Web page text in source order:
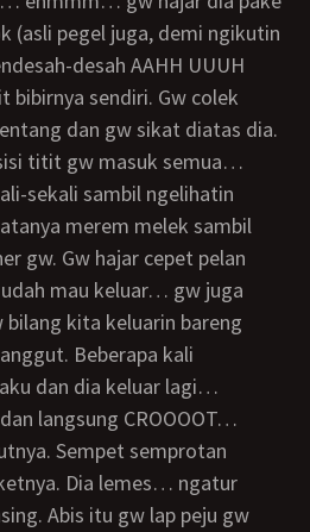
(asli pegel juga, demi ngikutin
desah AAHH UUUH
bibirnya sendiri. Gw colek
dan gw sikat diatas dia.
titit gw masuk semua…
merem melek sambil
gw. Gw hajar cepet pelan
mau keluar… gw juga
kita keluarin bareng
Beberapa kali
dan dia keluar lagi…
Sempet semprotan
Dia lemes… ngatur
Abis itu gw lap peju gw